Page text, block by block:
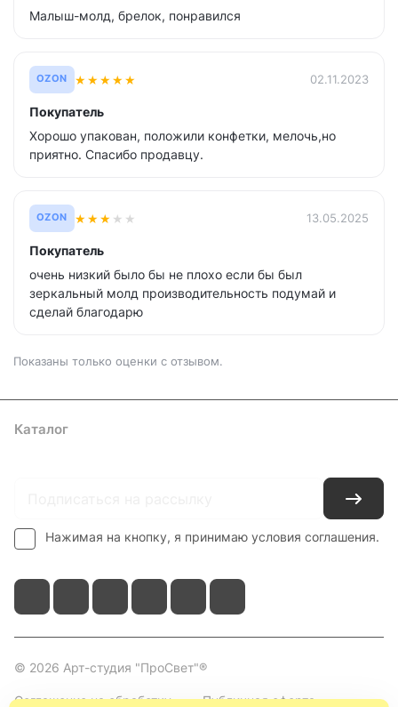
Малыш-молд, брелок, понравился
OZON ★★★★★ 02.11.2023
Покупатель
Хорошо упакован, положили конфетки, мелочь,но
приятно. Спасибо продавцу.
OZON ★★★ ★ ★ 13.05.2025
Покупатель
очень низкий было бы не плохо если бы был
зеркальный молд производительность подумай и
сделай благодарю
Показаны только оценки с отзывом.
Каталог
Нажимая на кнопку, я принимаю условия соглашения.
© 2026 Арт-студия "ПроСвет"®
Соглашение на обработку Публичная оферта